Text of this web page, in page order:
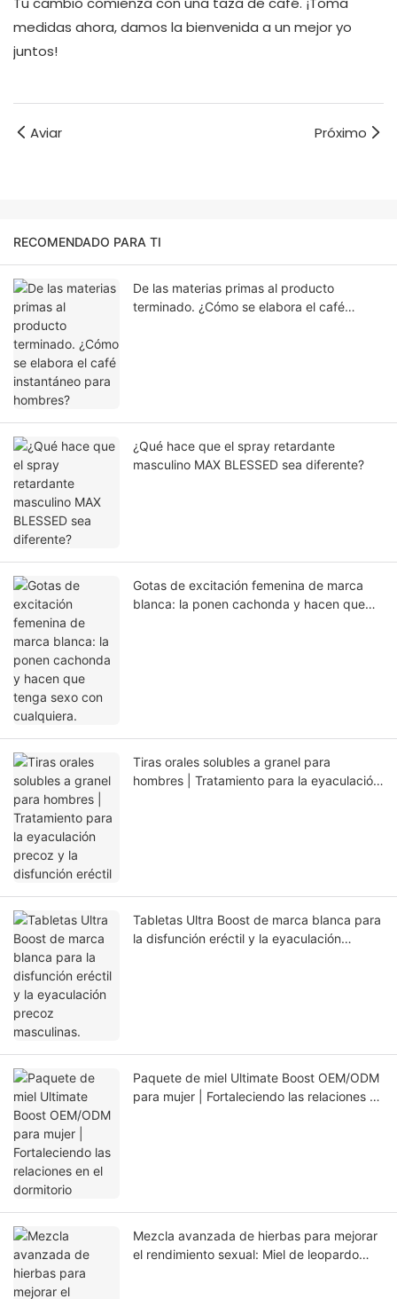
medidas ahora, damos la bienvenida a un mejor yo
juntos!
Aviar Próximo
RECOMENDADO PARA TI
De las materias primas al producto
terminado. ¿Cómo se elabora el café
¿Qué hace que el spray retardante
masculino MAX BLESSED sea diferente?
Gotas de excitación femenina de marca
blanca: la ponen cachonda y hacen que
Tiras orales solubles a granel para
hombres | Tratamiento para la eyaculación
Tabletas Ultra Boost de marca blanca para
la disfunción eréctil y la eyaculación
Paquete de miel Ultimate Boost OEM/ODM
para mujer | Fortaleciendo las relaciones en
Mezcla avanzada de hierbas para mejorar
el rendimiento sexual: Miel de leopardo